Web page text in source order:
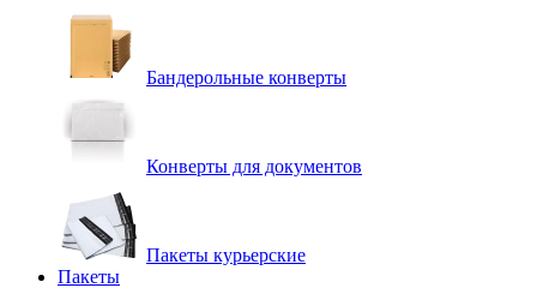
Бандерольные конверты
Конверты для документов
Пакеты курьерские
Пакеты